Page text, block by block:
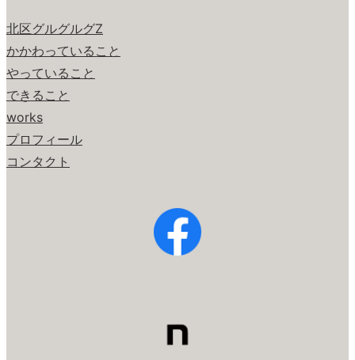
北区グルグルグZ
かかわっていること
やっていること
できること
works
プロフィール
コンタクト